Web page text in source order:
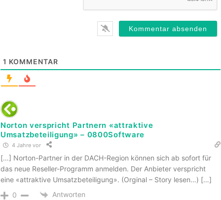
1 KOMMENTAR
Norton verspricht Partnern «attraktive
Umsatzbeteiligung» – 0800Software
4 Jahre vor
[…] Norton-Partner in der DACH-Region können sich ab sofort für
das neue Reseller-Programm anmelden. Der Anbieter verspricht
eine «attraktive Umsatzbeteiligung». (Orginal – Story lesen…) […]
0
Antworten